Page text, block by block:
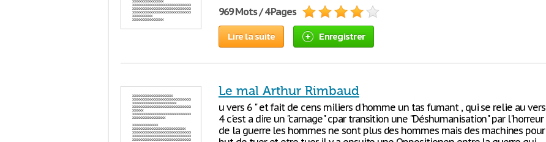
969 Mots / 4 Pages
Lire la suite Enregistrer
Le mal Arthur Rimbaud
u vers 6 " et fait de cens miliers d'homme un tas fumant , qui se relie au vers
4 c'est a dire un "carnage" cpar transition une "Déshumanisation" par l'horreur
de la guerre les hommes ne sont plus des hommes mais des machines pour